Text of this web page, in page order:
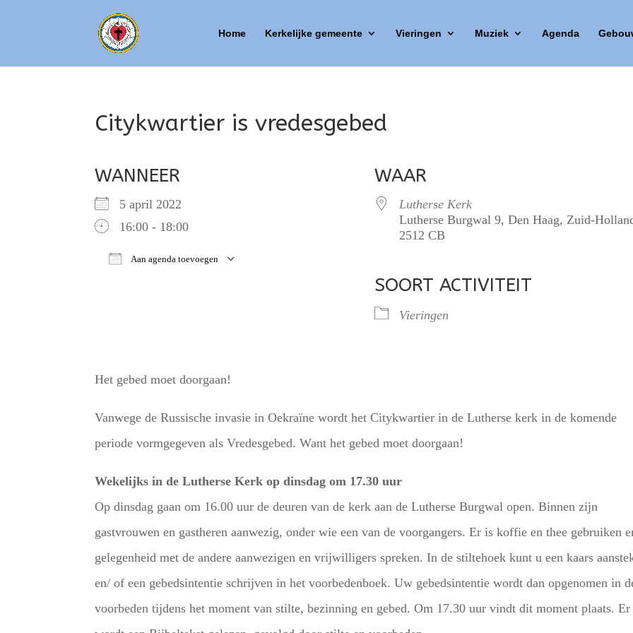
Home Kerkelijke gemeente Vieringen Muziek Agenda
Citykwartier is vredesgebed
WANNEER
5 april 2022
16:00 - 18:00
Aan agenda toevoegen
iCalendar
WAAR
Lutherse Kerk
Lutherse Burgwal 9, Den Haag, Zuid-
2512 CB
SOORT ACTIVITEIT
Vieringen
Het gebed moet doorgaan!
Vanwege de Russische invasie in Oekraïne wordt het Citykwartier in de Lutherse kerk in de komende
periode vormgegeven als Vredesgebed. Want het gebed moet doorgaan!
Wekelijks in de Lutherse Kerk op dinsdag om 17.30 uur
Op dinsdag gaan om 16.00 uur de deuren van de kerk aan de Lutherse Burgwal open. Binnen zijn
gastvrouwen en gastheren aanwezig, onder wie een van de voorgangers. Er is koffie en thee gebruiken
gelegenheid met de andere aanwezigen en vrijwilligers spreken. In de stiltehoek kunt u een kaars
en/ of een gebedsintentie schrijven in het voorbedenboek. Uw gebedsintentie wordt dan opgenomen in
voorbeden tijdens het moment van stilte, bezinning en gebed. Om 17.30 uur vindt dit moment plaats. Er